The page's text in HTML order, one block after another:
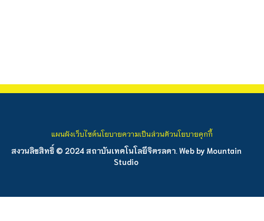
สงวนลิขสิทธิ์ © 2024 สถาบันเทคโนโลยีจิตรลดา. Web by Mountain
Studio
แผนผังเว็บไซต์นโยบายความเป็นส่วนตัวนโยบายคุกกี้